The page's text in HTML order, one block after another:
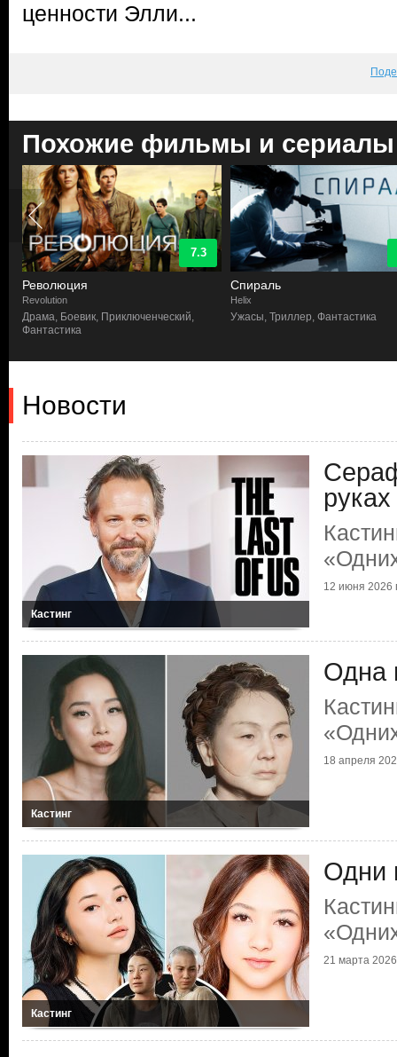
ценности Элли...
Похожие фильмы и сериалы
7.3
Революция
Revolution
Драма, Боевик, Приключенческий,
Фантастика
Спираль
Helix
Ужасы, Триллер, Фантастика
Новости
Кастинг
руках
12 июня 2026
Кастинг
Одна
18 апреля
Кастинг
Одни
21 марта 2026